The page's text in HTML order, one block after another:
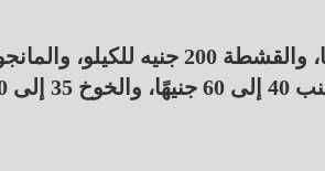
وأوضح التجار أن سعر البرقوق المستورد 140 جنيهًا، والمانجو 170 جنيهًا، والقشطة 200 جنيه للكيلو،
الكنت 170 جنيهًا،